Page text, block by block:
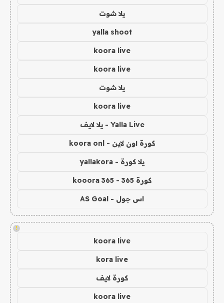
يلا شوت
yalla shoot
koora live
koora live
يلا شوت
koora live
Yalla Live - يلا لايف
كورة اون لاين - koora onl
يلا كورة - yallakora
كورة 365 - kooora 365
اس جول - AS Goal
!
koora live
kora live
كورة لايف
koora live